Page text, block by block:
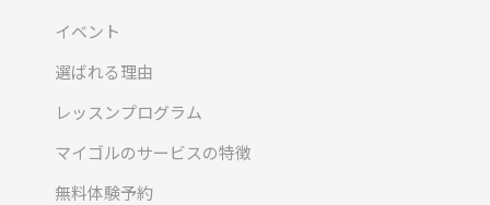
イベント
選ばれる理由
レッスンプログラム
マイゴルのサービスの特徴
無料体験予約